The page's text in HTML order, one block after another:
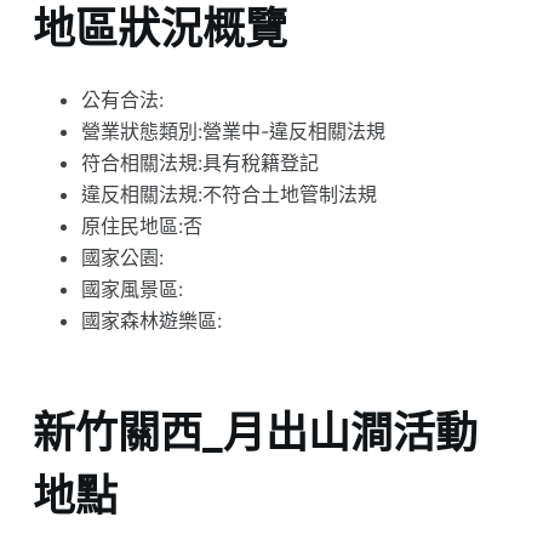
地區狀況概覽
公有合法:
營業狀態類別:營業中-違反相關法規
符合相關法規:具有稅籍登記
違反相關法規:不符合土地管制法規
原住民地區:否
國家公園:
國家風景區:
國家森林遊樂區:
新竹關西_月出山澗活動
地點